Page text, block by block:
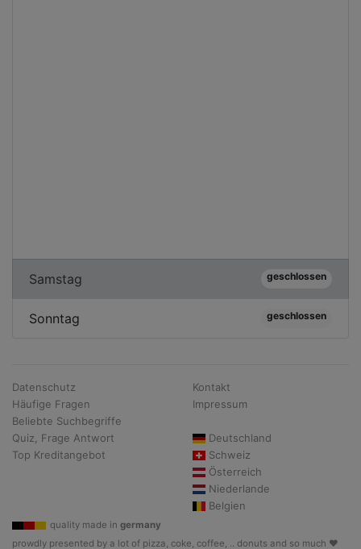
Samstag geschlossen
Sonntag geschlossen
Datenschutz
Häufige Fragen
Beliebte Suchbegriffe
Quiz, Frage Antwort
Top Kreditangebot
Kontakt
Impressum
Deutschland
Schweiz
Österreich
Niederlande
Belgien
quality made in germany
prowdly presented by a lot of pizza, coke, coffee, .. donuts and so much ♥